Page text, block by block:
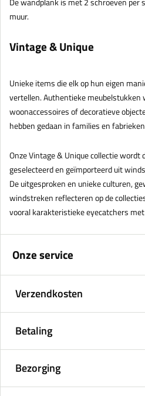
muur.
Vintage & Unique
Unieke items die elk op hun eigen
vertellen. Authentieke
woonaccessoires of decoratieve
hebben gedaan in families en
Onze Vintage & Unique collectie wordt
geselecteerd en geïmporteerd uit
De uitgesproken en unieke culturen,
windstreken reflecteren op de
vooral karakteristieke eyecatchers
Onze service
Verzendkosten
Betaling
Bezorging